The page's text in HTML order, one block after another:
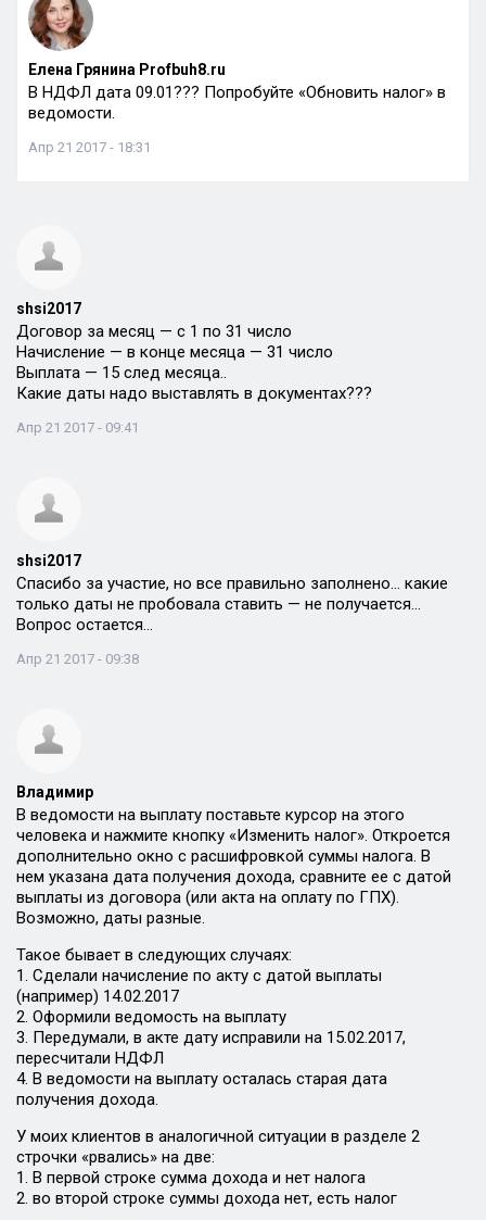
Елена Грянина Profbuh8.ru
В НДФЛ дата 09.01??? Попробуйте «Обновить налог» в
ведомости.
Апр 21 2017 - 18:31
shsi2017
Договор за месяц — с 1 по 31 число
Начисление — в конце месяца — 31 число
Выплата — 15 след месяца..
Какие даты надо выставлять в документах???
Апр 21 2017 - 09:41
shsi2017
Спасибо за участие, но все правильно заполнено… какие
только даты не пробовала ставить — не получается…
Вопрос остается…
Апр 21 2017 - 09:38
Владимир
В ведомости на выплату поставьте курсор на этого
человека и нажмите кнопку «Изменить налог». Откроется
дополнительно окно с расшифровкой суммы налога. В
нем указана дата получения дохода, сравните ее с датой
выплаты из договора (или акта на оплату по ГПХ).
Возможно, даты разные.
Такое бывает в следующих случаях:
1. Сделали начисление по акту с датой выплаты
(например) 14.02.2017
2. Оформили ведомость на выплату
3. Передумали, в акте дату исправили на 15.02.2017,
пересчитали НДФЛ
4. В ведомости на выплату осталась старая дата
получения дохода.
У моих клиентов в аналогичной ситуации в разделе 2
строчки «рвались» на две:
1. В первой строке сумма дохода и нет налога
2. во второй строке суммы дохода нет, есть налог